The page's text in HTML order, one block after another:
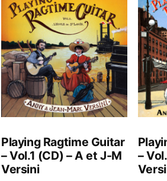
Playing Ragtime Guitar
– Vol.1 (CD) – A et J-M
Versini
–